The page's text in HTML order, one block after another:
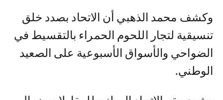
وكشف محمد الذهبي أن الاتحاد بصدد خلق
تنسيقية لتجار اللحوم الحمراء بالتقسيط في
الضواحي والأسواق الأسبوعية على الصعيد
الوطني.